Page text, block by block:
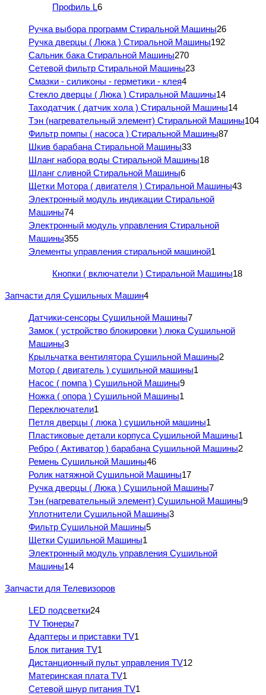
Профиль L6
Ручка выбора программ Стиральной Машины26
Ручка дверцы ( Люка ) Стиральной Машины192
Сальник бака Стиральной Машины270
Сетевой фильтр Стиральной Машины23
Смазки - силиконы - герметики - клея4
Стекло дверцы ( Люка ) Стиральной Машины14
Таходатчик ( датчик хола ) Стиральной Машины14
Тэн (нагревательный элемент) Стиральной Машины104
Фильтр помпы ( насоса ) Стиральной Машины87
Шкив барабана Стиральной Машины33
Шланг набора воды Стиральной Машины18
Шланг сливной Стиральной Машины6
Щетки Мотора ( двигателя ) Стиральной Машины43
Электронный модуль индикации Стиральной
Машины74
Электронный модуль управления Стиральной
Машины355
Элементы управления стиральной машиной1
Кнопки ( включатели ) Стиральной Машины18
Запчасти для Сушильных Машин4
Датчики-сенсоры Сушильной Машины7
Замок ( устройство блокировки ) люка Сушильной
Машины3
Крыльчатка вентилятора Сушильной Машины2
Мотор ( двигатель ) сушильной машины1
Насос ( помпа ) Сушильной Машины9
Ножка ( опора ) Сушильной Машины1
Переключатели1
Петля дверцы ( люка ) сушильной машины1
Пластиковые детали корпуса Сушильной Машины1
Ребро ( Активатор ) барабана Сушильной Машины2
Ремень Сушильной Машины46
Ролик натяжной Сушильной Машины17
Ручка дверцы ( Люка ) Сушильной Машины7
Тэн (нагревательный элемент) Сушильной Машины9
Уплотнители Сушильной Машины3
Фильтр Сушильной Машины5
Щетки Сушильной Машины1
Электронный модуль управления Сушильной
Машины14
Запчасти для Телевизоров
LED подсветки24
TV Тюнеры7
Адаптеры и приставки TV1
Блок питания TV1
Дистанционный пульт управления TV12
Материнская плата TV1
Сетевой шнур питания TV1